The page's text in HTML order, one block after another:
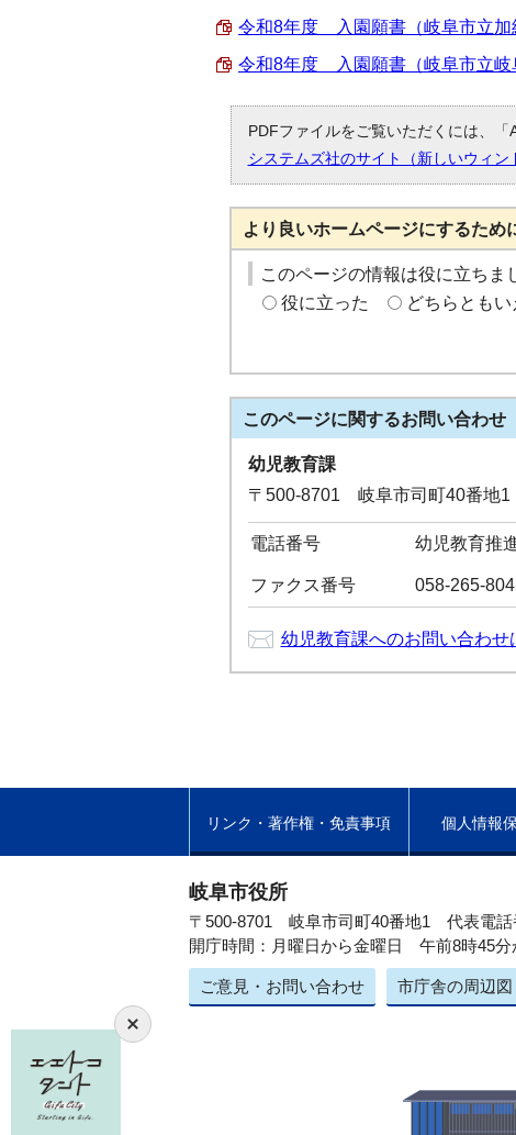
令和8年度 入園願書（岐阜市立加
令和8年度 入園願書（岐阜市立岐
PDFファイルをご覧いただくには、
システムズ社のサイト（新しいウィン
より良いホームページにするため
このページの情報は役に立ちま
役に立った
どちらともい
このページに関するお問い合わせ
幼児教育課
〒500-8701 岐阜市司町40番地
電話番号 幼児教育推
ファクス番号 058-265-
幼児教育課へのお問い合わせ
リンク・著作権・免責事項 個人情報
岐阜市役所
〒500-8701 岐阜市司町40番地1 代表電話
開庁時間：月曜日から金曜日 午前8時45分
ご意見・お問い合わせ 市庁舎の周辺図